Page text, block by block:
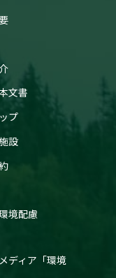
文書
プ
設
境配慮
ディア「環境